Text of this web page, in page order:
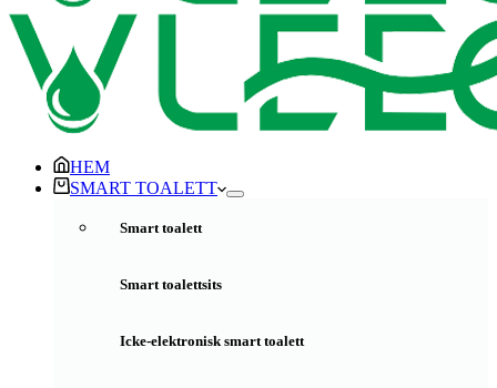
HEM
SMART TOALETT
Smart toalett
Smart toalettsits
Icke-elektronisk smart toalett